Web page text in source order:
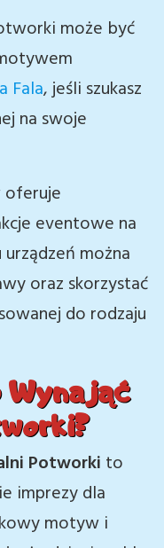
może być
Fala, jeśli szukasz
na swoje
oferuje
eventowe na
można
oraz skorzystać
do rodzaju
Wynająć
Potworki to
imprezy dla
motyw i